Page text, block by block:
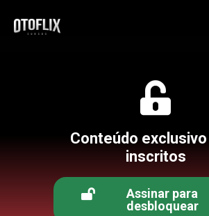
Conteúdo
inscritos
Assinar para
desbloquear